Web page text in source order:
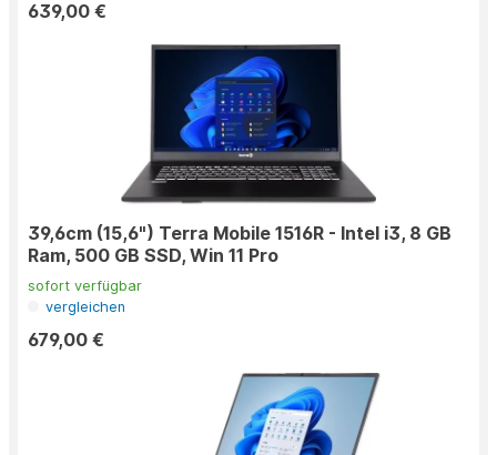
639,00 €
39,6cm (15,6") Terra Mobile 1516R - Intel i3, 8 GB
Ram, 500 GB SSD, Win 11 Pro
sofort verfügbar
vergleichen
679,00 €